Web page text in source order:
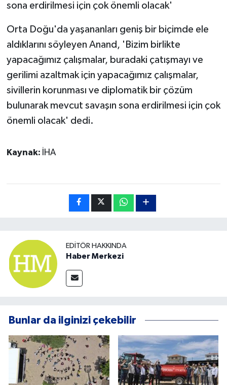
sona erdirilmesi için çok önemli olacak'
Orta Doğu'da yaşananları geniş bir biçimde ele
aldıklarını söyleyen Anand, 'Bizim birlikte
yapacağımız çalışmalar, buradaki çatışmayı ve
gerilimi azaltmak için yapacağımız çalışmalar,
sivillerin korunması ve diplomatik bir çözüm
bulunarak mevcut savaşın sona erdirilmesi için çok
önemli olacak' dedi.
Kaynak: İHA
EDITÖR HAKKINDA
Haber Merkezi
Bunlar da ilginizi çekebilir